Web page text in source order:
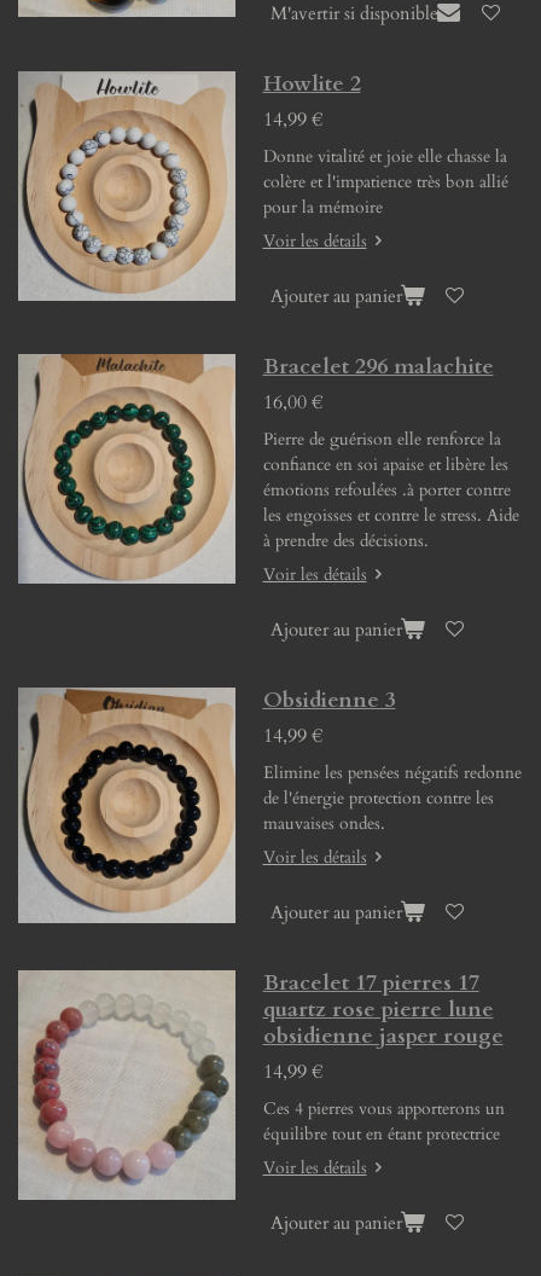
M'avertir si disponible
Howlite 2
14,99 €
Donne vitalité et joie elle chasse la
colère et l'impatience très bon allié
pour la mémoire
Voir les détails
Ajouter au panier
Bracelet 296 malachite
16,00 €
Pierre de guérison elle renforce la
confiance en soi apaise et libère les
émotions refoulées .à porter contre
les engoisses et contre le stress. Aide
à prendre des décisions.
Voir les détails
Ajouter au panier
Obsidienne 3
14,99 €
Elimine les pensées négatifs redonne
de l'énergie protection contre les
mauvaises ondes.
Voir les détails
Ajouter au panier
Bracelet 17 pierres 17
quartz rose pierre lune
obsidienne jasper rouge
14,99 €
Ces 4 pierres vous apporterons un
équilibre tout en étant protectrice
Voir les détails
Ajouter au panier